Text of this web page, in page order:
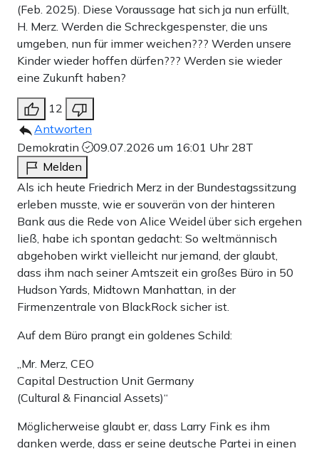
(Feb. 2025). Diese Voraussage hat sich ja nun erfüllt,
H. Merz. Werden die Schreckgespenster, die uns
umgeben, nun für immer weichen??? Werden unsere
Kinder wieder hoffen dürfen??? Werden sie wieder
eine Zukunft haben?
12
Antworten
Demokratin
09.07.2026 um 16:01 Uhr 28T
Melden
Als ich heute Friedrich Merz in der Bundestagssitzung
erleben musste, wie er souverän von der hinteren
Bank aus die Rede von Alice Weidel über sich ergehen
ließ, habe ich spontan gedacht: So weltmännisch
abgehoben wirkt vielleicht nur jemand, der glaubt,
dass ihm nach seiner Amtszeit ein großes Büro in 50
Hudson Yards, Midtown Manhattan, in der
Firmenzentrale von BlackRock sicher ist.
Auf dem Büro prangt ein goldenes Schild:
„Mr. Merz, CEO
Capital Destruction Unit Germany
(Cultural & Financial Assets)“
Möglicherweise glaubt er, dass Larry Fink es ihm
danken werde, dass er seine deutsche Partei in einen